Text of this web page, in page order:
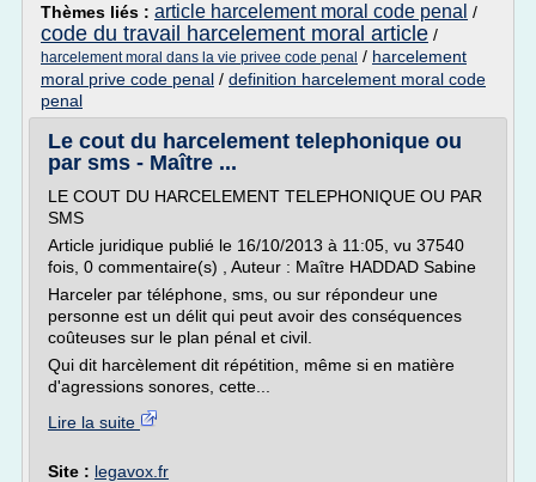
Thèmes liés : article harcelement moral code penal /
code du travail harcelement moral article /
harcelement moral dans la vie privee code penal / harcelement
moral prive code penal / definition harcelement moral code
penal
Le cout du harcelement telephonique ou
par sms - Maître ...
LE COUT DU HARCELEMENT TELEPHONIQUE OU PAR
SMS
Article juridique publié le 16/10/2013 à 11:05, vu 37540
fois, 0 commentaire(s) , Auteur : Maître HADDAD Sabine
Harceler par téléphone, sms, ou sur répondeur une
personne est un délit qui peut avoir des conséquences
coûteuses sur le plan pénal et civil.
Qui dit harcèlement dit répétition, même si en matière
d'agressions sonores, cette...
Lire la suite
Site : legavox.fr